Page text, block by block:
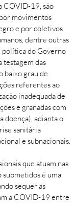
COVID-19, são
movimentos
e por coletivos
dentre outras
política do Governo
testagem das
baixo grau de
referentes ao
inadequada de
e granadas com
doença), adianta o
sanitária
e subnacionais.
que atuam nas
submetidos é uma
sequer as
a COVID-19 entre